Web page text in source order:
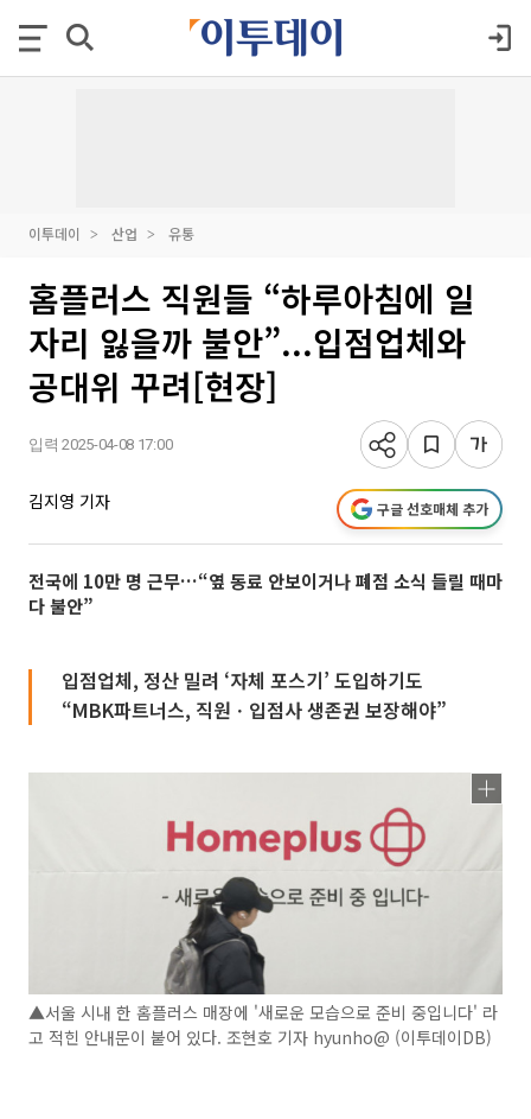
이투데이 산업 유통
홈플러스 직원들 “하루아침에 일
자리 잃을까 불안”...입점업체와
공대위 꾸려[현장]
입력 2025-04-08 17:00
김지영 기자 구글 선호매체 추가
전국에 10만 명 근무…“옆 동료 안보이거나 폐점 소식 들릴 때마
다 불안”
입점업체, 정산 밀려 ‘자체 포스기’ 도입하기도
“MBK파트너스, 직원ㆍ입점사 생존권 보장해야”
▲서울 시내 한 홈플러스 매장에 '새로운 모습으로 준비 중입니다' 라
고 적힌 안내문이 붙어 있다. 조현호 기자 hyunho@ (이투데이DB)